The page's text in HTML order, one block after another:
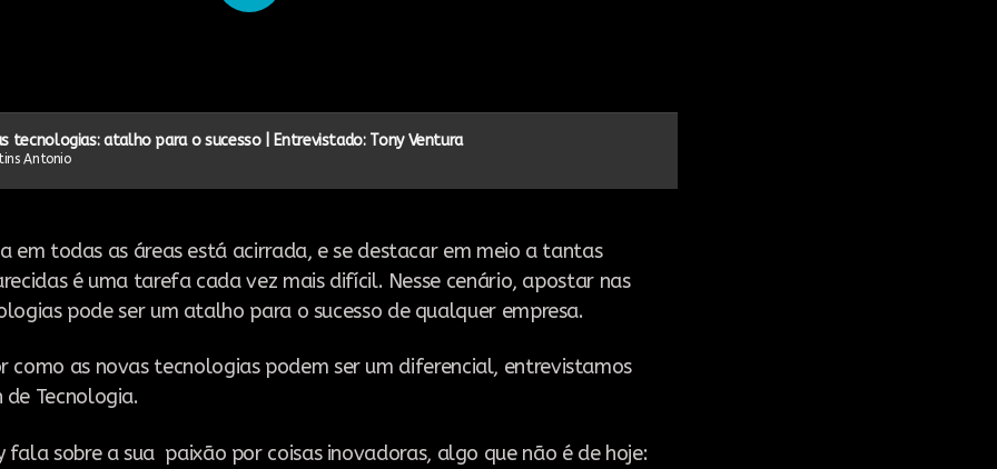
tecnologias: atalho para o sucesso | Entrevistado: Tony Ventura
Antonio
em todas as áreas está acirrada, e se destacar em meio a tantas
é uma tarefa cada vez mais difícil. Nesse cenário, apostar nas
pode ser um atalho para o sucesso de qualquer empresa.
como as novas tecnologias podem ser um diferencial, entrevistamos
de Tecnologia.
fala sobre a sua paixão por coisas inovadoras, algo que não é de hoje: